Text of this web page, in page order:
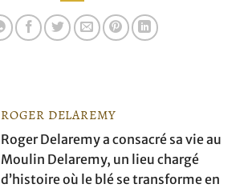
ROGER DELAREMY
Roger Delaremy a consacré sa vie au
Moulin Delaremy, un lieu chargé
d’histoire où le blé se transforme en